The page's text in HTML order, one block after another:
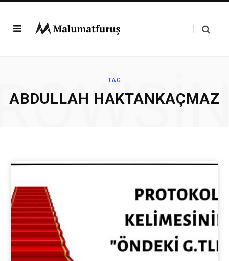
TAG
ABDULLAH HAKTANKAÇMAZ